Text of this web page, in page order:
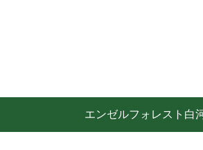
エンゼルフォレスト白